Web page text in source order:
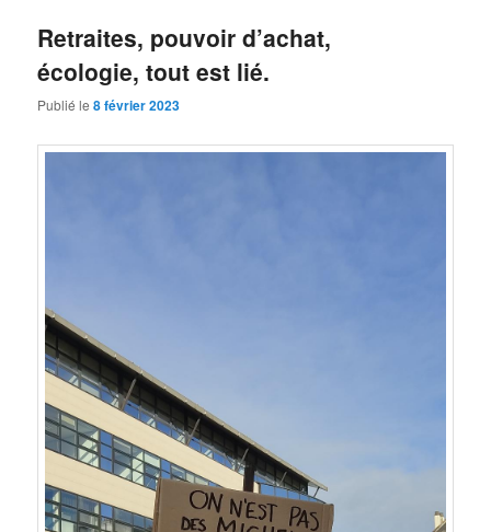
Retraites, pouvoir d’achat,
écologie, tout est lié.
Publié le8 février 2023